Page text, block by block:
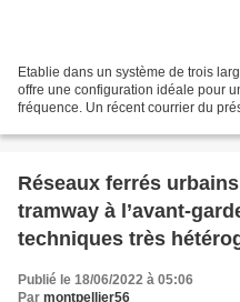
Etablie dans un système de trois
offre une configuration idéale pour
fréquence. Un récent courrier du
Réseaux ferrés
tramway à l’avant-
techniques très
Publié le 18/06/2022 à 05:06
Par montpellier56